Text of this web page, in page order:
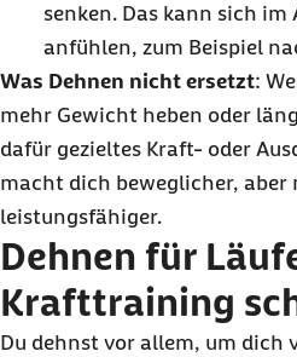
senken. Das kann sich
anfühlen, zum Beispiel
Was Dehnen nicht ersetzt:
mehr Gewicht heben oder
dafür gezieltes Kraft- oder
macht dich beweglicher,
leistungsfähiger.
Dehnen für
Krafttraining
Du dehnst vor allem, um dich